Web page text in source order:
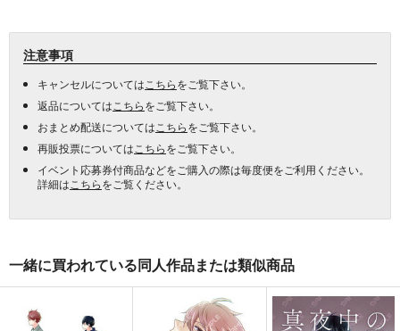
注意事項
キャンセルについては こちらをご覧下さい。
返品については こちらをご覧下さい。
おまとめ配送については こちらをご覧下さい。
再販投票については こちらをご覧下さい。
イベント応募券付商品などをご購入の際は毎度便をご利用ください。
詳細は こちらをご覧ください。
一緒に買われている同人作品または類似商品